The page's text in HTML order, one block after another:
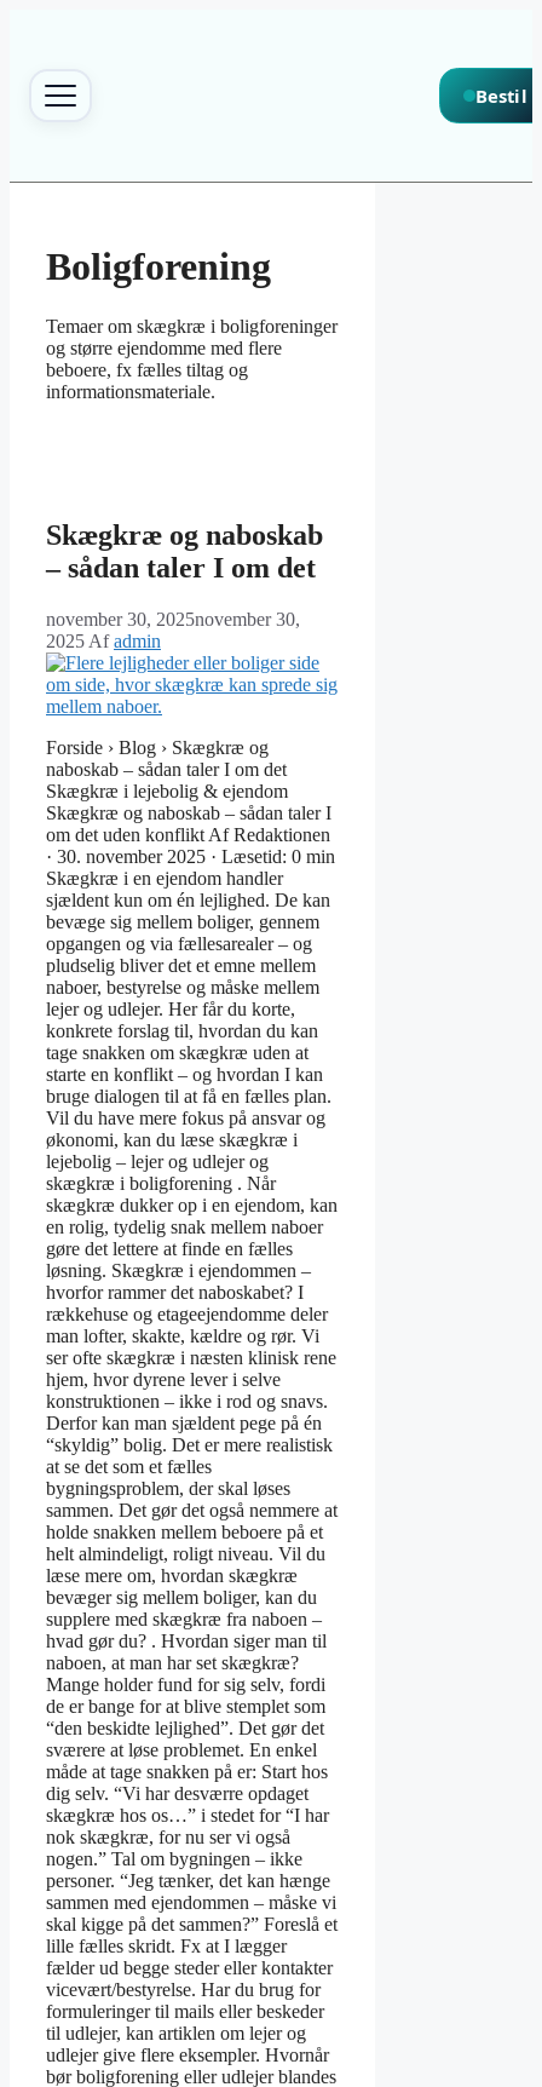
Bestil
Boligforening
Temaer om skægkræ i boligforeninger
og større ejendomme med flere
beboere, fx fælles tiltag og
informationsmateriale.
Skægkræ og naboskab
– sådan taler I om det
november 30, 2025november 30,
2025 Afadmin
Forside › Blog › Skægkræ og
naboskab – sådan taler I om det
Skægkræ i lejebolig & ejendom
Skægkræ og naboskab – sådan taler I
om det uden konflikt Af Redaktionen
· 30. november 2025 · Læsetid: 0 min
Skægkræ i en ejendom handler
sjældent kun om én lejlighed. De kan
bevæge sig mellem boliger, gennem
opgangen og via fællesarealer – og
pludselig bliver det et emne mellem
naboer, bestyrelse og måske mellem
lejer og udlejer. Her får du korte,
konkrete forslag til, hvordan du kan
tage snakken om skægkræ uden at
starte en konflikt – og hvordan I kan
bruge dialogen til at få en fælles plan.
Vil du have mere fokus på ansvar og
økonomi, kan du læse skægkræ i
lejebolig – lejer og udlejer og
skægkræ i boligforening . Når
skægkræ dukker op i en ejendom, kan
en rolig, tydelig snak mellem naboer
gøre det lettere at finde en fælles
løsning. Skægkræ i ejendommen –
hvorfor rammer det naboskabet? I
rækkehuse og etageejendomme deler
man lofter, skakte, kældre og rør. Vi
ser ofte skægkræ i næsten klinisk rene
hjem, hvor dyrene lever i selve
konstruktionen – ikke i rod og snavs.
Derfor kan man sjældent pege på én
“skyldig” bolig. Det er mere realistisk
at se det som et fælles
bygningsproblem, der skal løses
sammen. Det gør det også nemmere at
holde snakken mellem beboere på et
helt almindeligt, roligt niveau. Vil du
læse mere om, hvordan skægkræ
bevæger sig mellem boliger, kan du
supplere med skægkræ fra naboen –
hvad gør du? . Hvordan siger man til
naboen, at man har set skægkræ?
Mange holder fund for sig selv, fordi
de er bange for at blive stemplet som
“den beskidte lejlighed”. Det gør det
sværere at løse problemet. En enkel
måde at tage snakken på er: Start hos
dig selv. “Vi har desværre opdaget
skægkræ hos os…” i stedet for “I har
nok skægkræ, for nu ser vi også
nogen.” Tal om bygningen – ikke
personer. “Jeg tænker, det kan hænge
sammen med ejendommen – måske vi
skal kigge på det sammen?” Foreslå et
lille fælles skridt. Fx at I lægger
fælder ud begge steder eller kontakter
vicevært/bestyrelse. Har du brug for
formuleringer til mails eller beskeder
til udlejer, kan artiklen om lejer og
udlejer give flere eksempler. Hvornår
bør boligforening eller udlejer blandes